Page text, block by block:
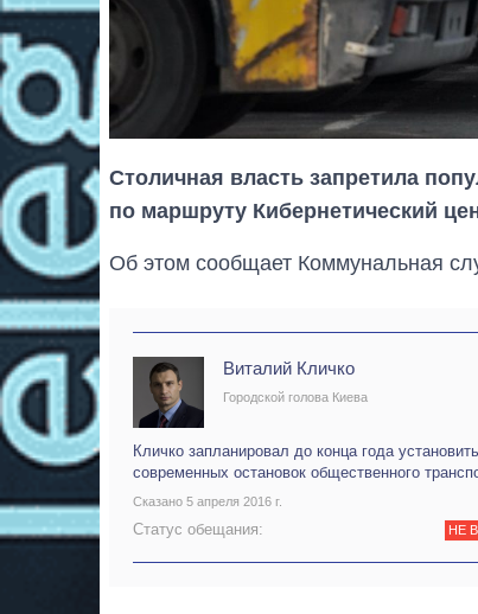
Столичная власть запретила
по маршруту Кибернетический
Об этом сообщает Коммунальная
Виталий Кличко
Городской голова Киева
Кличко запланировал до конца года
современных остановок общественного
Сказано 5 апреля 2016 г.
Статус обещания: НЕ